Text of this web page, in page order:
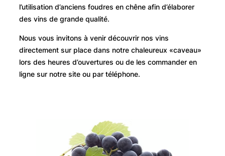
l’utilisation d’anciens foudres en chêne afin d’élaborer
des vins de grande qualité.
Nous vous invitons à venir découvrir nos vins
directement sur place dans notre chaleureux «caveau»
lors des heures d’ouvertures ou de les commander en
ligne sur notre site ou par téléphone.